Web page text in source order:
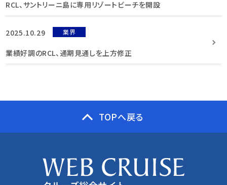
RCL、サントリーニ島に専用リゾートビーチを開設
2025.10.29 業界
業績好調のRCL、通期見通しを上方修正
TOPへ戻る